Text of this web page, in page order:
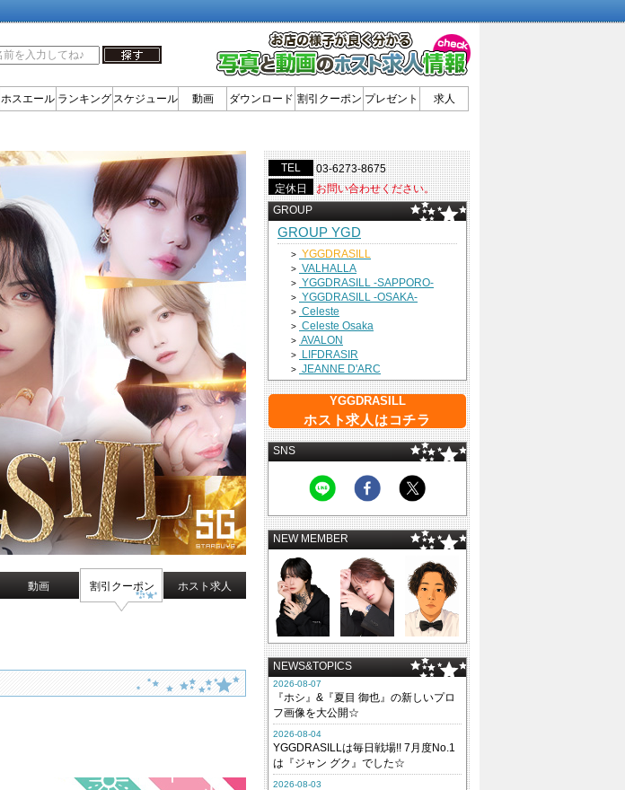
ホスエール ランキング スケジュール 動画 ダウンロード 割引クーポン プレゼント 求人
動画 割引クーポン ホスト求人
TEL
03-6273-8675
定休日
お問い合わせください。
GROUP
GROUP YGD
> YGGDRASILL
> VALHALLA
> YGGDRASILL -SAPPORO-
> YGGDRASILL -OSAKA-
> Celeste
> Celeste Osaka
> AVALON
> LIFDRASIR
> JEANNE D'ARC
YGGDRASILL
ホスト求人はコチラ
SNS
NEW MEMBER
NEWS&TOPICS
2026-08-07
『ホシ』&『夏目 御也』の新しいプロ
フ画像を大公開☆
2026-08-04
YGGDRASILLは毎日戦場!! 7月度No.1
は『ジャン グク』でした☆
2026-08-03